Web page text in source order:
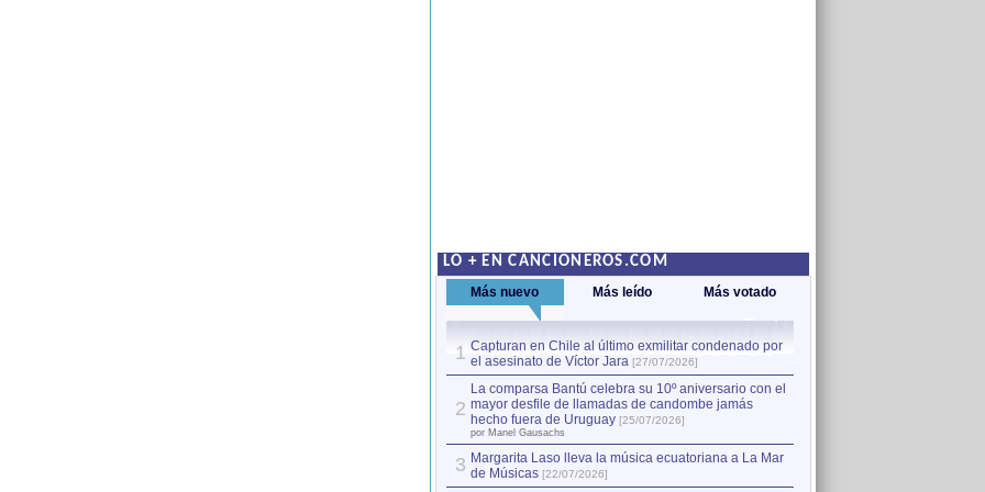
LO + EN CANCIONEROS.COM
Más nuevo Más leído Más votado
1 Capturan en Chile al último exmilitar condenado por
el asesinato de Víctor Jara [27/07/2026]
2
La comparsa Bantú celebra su 10º aniversario con el
mayor desfile de llamadas de candombe jamás
hecho fuera de Uruguay [25/07/2026]
por Manel Gausachs
3 Margarita Laso lleva la música ecuatoriana a La Mar
de Músicas [22/07/2026]